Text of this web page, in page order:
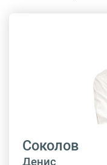
Соколов
Денис